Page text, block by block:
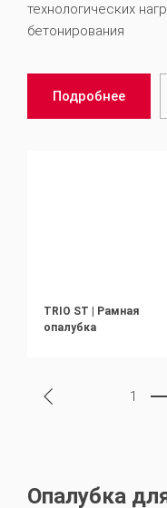
технологических
бетонирования
Подробнее
TRIO ST | Рамная
опалубка
1
Опалубка